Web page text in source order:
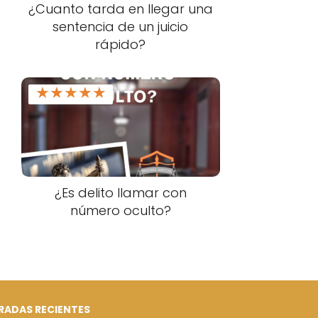
¿Cuanto tarda en llegar una
sentencia de un juicio
rápido?
★★★★★
¿Es delito llamar con
número oculto?
RECIENTES